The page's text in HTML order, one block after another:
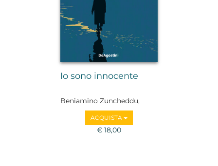
Io sono innocente
Beniamino Zuncheddu,
Mauro Trogu
ACQUISTA
€ 18,00